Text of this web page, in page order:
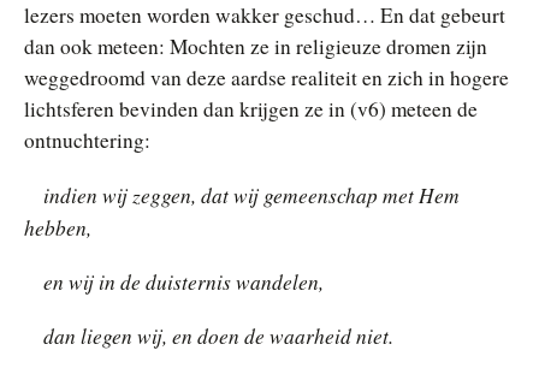
lezers moeten worden wakker geschud… En dat gebeurt
dan ook meteen: Mochten ze in religieuze dromen zijn
weggedroomd van deze aardse realiteit en zich in hogere
lichtsferen bevinden dan krijgen ze in (v6) meteen de
ontnuchtering:
indien wij zeggen, dat wij gemeenschap met Hem
hebben,
en wij in de duisternis wandelen,
dan liegen wij, en doen de waarheid niet.